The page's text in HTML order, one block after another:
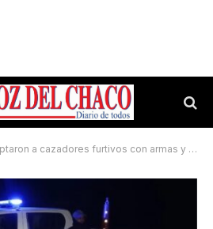
furtivos con armas y municiones sobre la Ruta 66